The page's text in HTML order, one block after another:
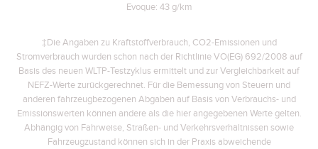
Evoque: 43 g/km
‡Die Angaben zu Kraftstoffverbrauch, CO2-Emissionen und
Stromverbrauch wurden schon nach der Richtlinie VO(EG) 692/2008 auf
Basis des neuen WLTP-Testzyklus ermittelt und zur Vergleichbarkeit auf
NEFZ-Werte zurückgerechnet. Für die Bemessung von Steuern und
anderen fahrzeugbezogenen Abgaben auf Basis von Verbrauchs- und
Emissionswerten können andere als die hier angegebenen Werte gelten.
Abhängig von Fahrweise, Straßen- und Verkehrsverhältnissen sowie
Fahrzeugzustand können sich in der Praxis abweichende